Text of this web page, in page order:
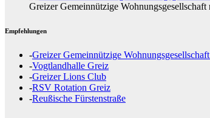
Greizer Gemeinnützige Wohnungsgesellschaft
Empfehlungen
-Greizer Gemeinnützige
-Vogtlandhalle Greiz
-Greizer Lions Club
-RSV Rotation Greiz
-Reußische Fürstenstraße